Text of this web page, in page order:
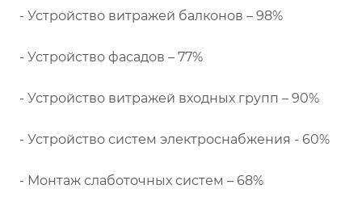
- Устройство витражей балконов – 98%
- Устройство фасадов – 77%
- Устройство витражей входных групп – 90%
- Устройство систем электроснабжения - 60%
- Монтаж слаботочных систем – 68%